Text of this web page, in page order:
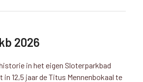
2026
in het eigen Sloterparkbad
12,5 jaar de Titus Mennenbokaal te